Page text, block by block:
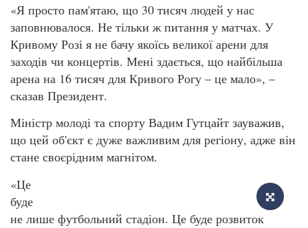
«Я просто пам'ятаю, що 30 тисяч людей у нас
заповнювалося. Не тільки ж питання у матчах. У
Кривому Розі я не бачу якоїсь великої арени для
заходів чи концертів. Мені здається, що найбільша
арена на 16 тисяч для Кривого Рогу – це мало», –
сказав Президент.
Міністр молоді та спорту Вадим Гутцайт зауважив,
що цей об'єкт є дуже важливим для регіону, адже він
стане своєрідним магнітом.
«Це
буде
не лише футбольний стадіон. Це буде розвиток